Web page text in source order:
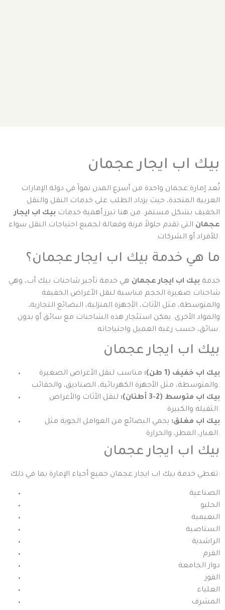
بيك اب ايجار عجمان
تُعد إمارة عجمان واحدة من أسرع المدن نمواً في دولة الإمارات
العربية المتحدة، حيث يزداد الطلب على خدمات النقل والنقل
الخفيف بشكل مستمر. من هنا تبرز أهمية خدمات بيك اب ايجار
عجمان التي تقدم حلولاً مرنة وفعالة لجميع احتياجات النقل سواء
للأفراد أو الشركات.
ما هي خدمة بيك اب ايجار عجمان؟
خدمة بيك اب ايجار عجمان هي خدمة تأجير شاحنات بيك أب، وهي
شاحنات صغيرة الحجم مناسبة لنقل الأغراض الخفيفة
والمتوسطة، مثل الأثاث، الأجهزة المنزلية، البضائع التجارية،
والمواد الأخرى. يمكن استئجار هذه الشاحنات مع سائق أو بدون
سائق، حسب رغبة العميل واحتياجاته.
بيك اب ايجار عجمان
بيك اب خفيف (1 طن):
مناسب لنقل الأغراض الصغيرة
والمتوسطة، مثل الأجهزة الكهربائية، الصناديق، والحقائب.
بيك اب متوسط (2-3 أطنان):
لنقل الأثاث والأغراض
الثقيلة والكبيرة.
بيك اب مغلق: يحمي البضائع من العوامل الجوية مثل
الغبار، المطر، والحرارة.
بيك اب ايجار عجمان
تغطي خدمة بيك اب ايجار عجمان جميع أحياء الإمارة بما في ذلك:
الصناعية
الحليو
النعيمية
السناصية
الراشدية
القرم
دوار الجامعة
القوز
العلياء
المشرف